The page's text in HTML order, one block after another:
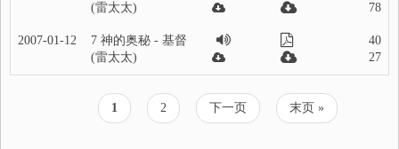
(雷太太)
78
2007-01-12
7 神的奥秘 - 基督
(雷太太)
40
27
当
前
1
页
面
2
下
一
下一页
末
页
末页 »